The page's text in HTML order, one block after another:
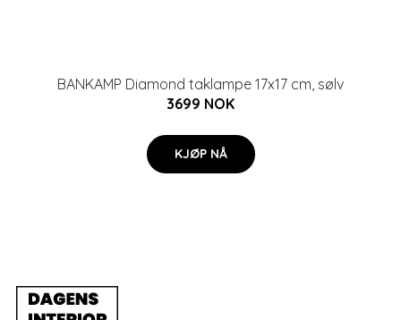
BANKAMP Diamond taklampe 17x17 cm, sølv
3699 NOK
KJØP NÅ